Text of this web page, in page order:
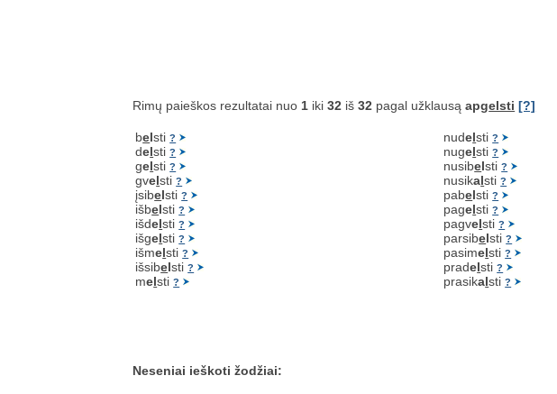
Rimų paieškos rezultatai nuo 1 iki32 iš32 pagal užklausąapgelsti [?]
belsti?
delsti?
gelsti?
gvelsti?
įsibelsti?
išbelsti?
išdelsti?
išgelsti?
išmelsti?
išsibelsti?
melsti?
nudelsti?
nugelsti?
nusibelsti?
nusikalsti?
pabelsti?
pagelsti?
pagvelsti?
parsibelsti?
pasimelsti?
pradelsti?
prasikalsti?
Neseniai ieškoti žodžiai: